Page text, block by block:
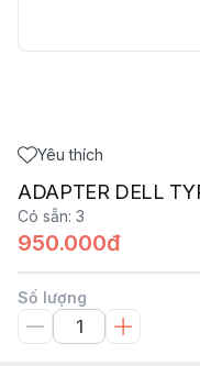
Yêu thích
ADAPTER DELL
Có sẵn: 3
950.000đ
Số lượng